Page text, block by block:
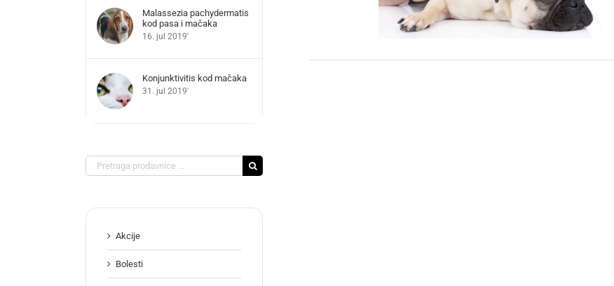
Malassezia pachydermatis
kod pasa i mačaka
16. jul 2019'
Konjunktivitis kod mačaka
31. jul 2019'
Search
for:
Akcije
Bolesti